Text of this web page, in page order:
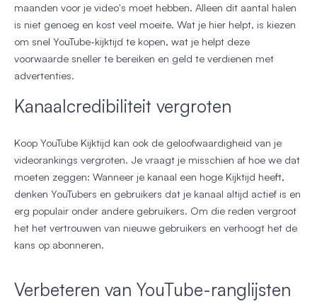
maanden voor je video's moet hebben. Alleen dit aantal halen
is niet genoeg en kost veel moeite. Wat je hier helpt, is kiezen
om snel YouTube-kijktijd te kopen, wat je helpt deze
voorwaarde sneller te bereiken en geld te verdienen met
advertenties.
Kanaalcredibiliteit vergroten
Koop YouTube Kijktijd kan ook de geloofwaardigheid van je
videorankings vergroten. Je vraagt je misschien af hoe we dat
moeten zeggen: Wanneer je kanaal een hoge Kijktijd heeft,
denken YouTubers en gebruikers dat je kanaal altijd actief is en
erg populair onder andere gebruikers. Om die reden vergroot
het het vertrouwen van nieuwe gebruikers en verhoogt het de
kans op abonneren.
Verbeteren van YouTube-ranglijsten